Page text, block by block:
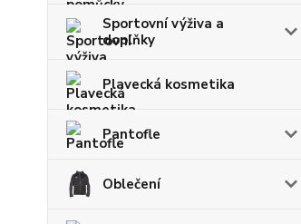
Sportovní výživa a
doplňky
Plavecká kosmetika
Pantofle
Oblečení